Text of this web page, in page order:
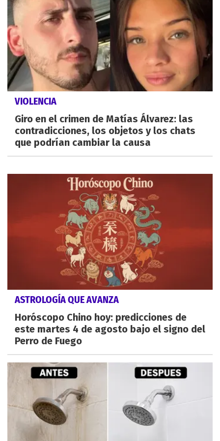
VIOLENCIA
Giro en el crimen de Matías Álvarez: las
contradicciones, los objetos y los chats
que podrían cambiar la causa
ASTROLOGÍA QUE AVANZA
Horóscopo Chino hoy: predicciones de
este martes 4 de agosto bajo el signo del
Perro de Fuego